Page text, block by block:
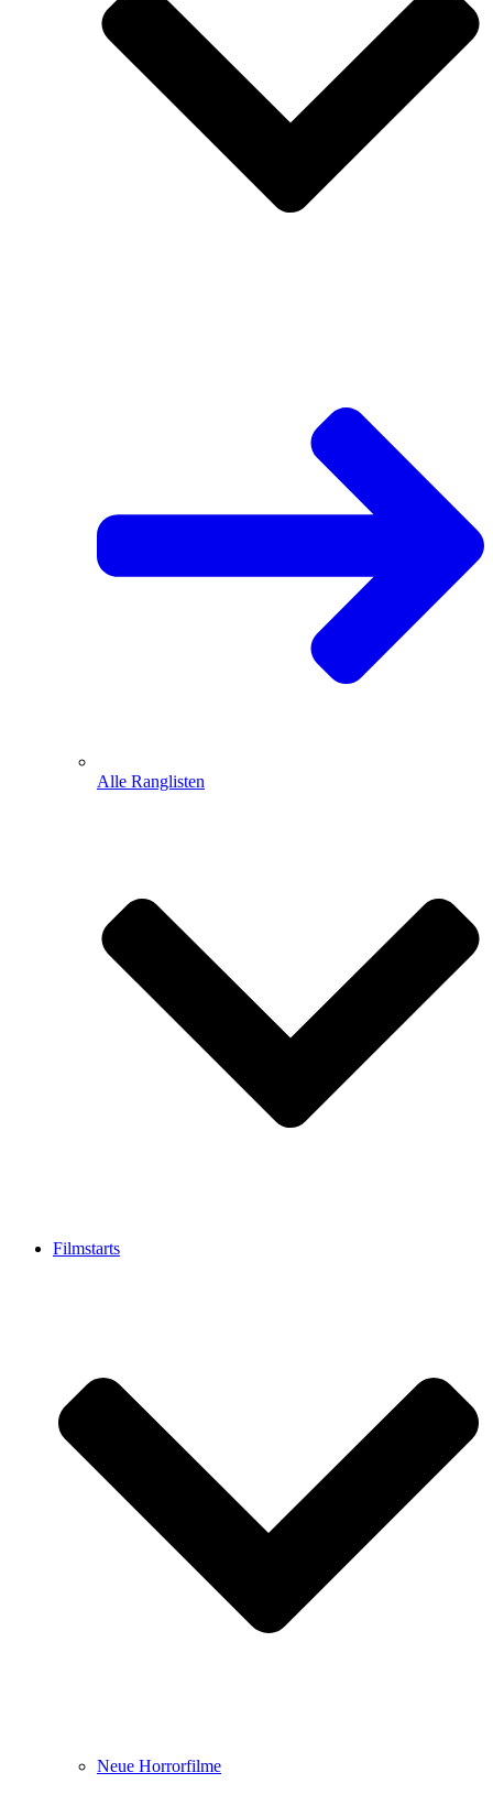
Alle Ranglisten
Filmstarts
Neue Horrorfilme